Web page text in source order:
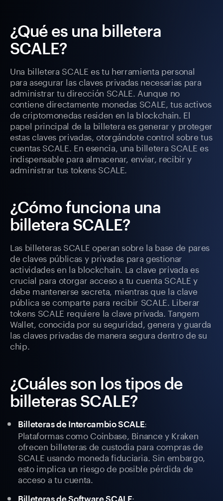
¿Qué es una billetera
SCALE?
Una billetera SCALE es tu herramienta personal
para asegurar las claves privadas necesarias para
administrar tu dirección SCALE. Aunque no
contiene directamente monedas SCALE, tus activos
de criptomonedas residen en la blockchain. El
papel principal de la billetera es generar y proteger
estas claves privadas, otorgándote control sobre tus
cuentas SCALE. En esencia, una billetera SCALE es
indispensable para almacenar, enviar, recibir y
administrar tus tokens SCALE.
¿Cómo funciona una
billetera SCALE?
Las billeteras SCALE operan sobre la base de pares
de claves públicas y privadas para gestionar
actividades en la blockchain. La clave privada es
crucial para otorgar acceso a tu cuenta SCALE y
debe mantenerse secreta, mientras que la clave
pública se comparte para recibir SCALE. Liberar
tokens SCALE requiere la clave privada. Tangem
Wallet, conocida por su seguridad, genera y guarda
las claves privadas de manera segura dentro de su
chip.
¿Cuáles son los tipos de
billeteras SCALE?
Billeteras de Intercambio SCALE:
Plataformas como Coinbase, Binance y Kraken
ofrecen billeteras de custodia para compras de
SCALE usando moneda fiduciaria. Sin embargo,
esto implica un riesgo de posible pérdida de
acceso a tu cuenta.
Billeteras de Software SCALE: